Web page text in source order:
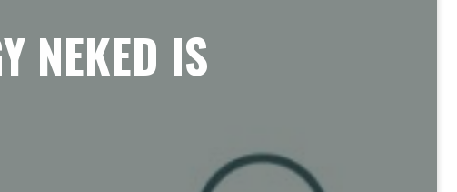
NEKED IS